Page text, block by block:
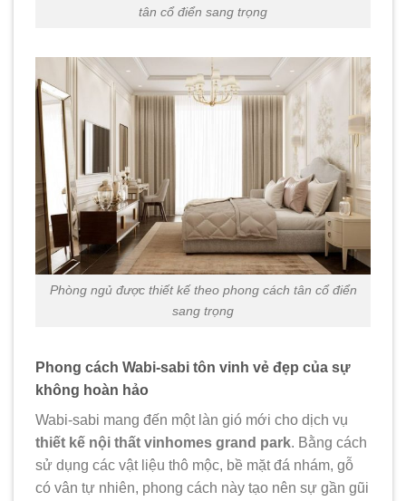
tân cổ điển sang trọng
Phòng ngủ được thiết kế theo phong cách tân cổ điển
sang trọng
Phong cách Wabi-sabi tôn vinh vẻ đẹp của sự
không hoàn hảo
Wabi-sabi mang đến một làn gió mới cho dịch vụ
thiết kế nội thất vinhomes grand park. Bằng cách
sử dụng các vật liệu thô mộc, bề mặt đá nhám, gỗ
có vân tự nhiên, phong cách này tạo nên sự gần gũi